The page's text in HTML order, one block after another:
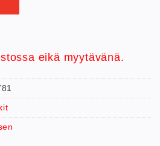
eikä myytävänä.